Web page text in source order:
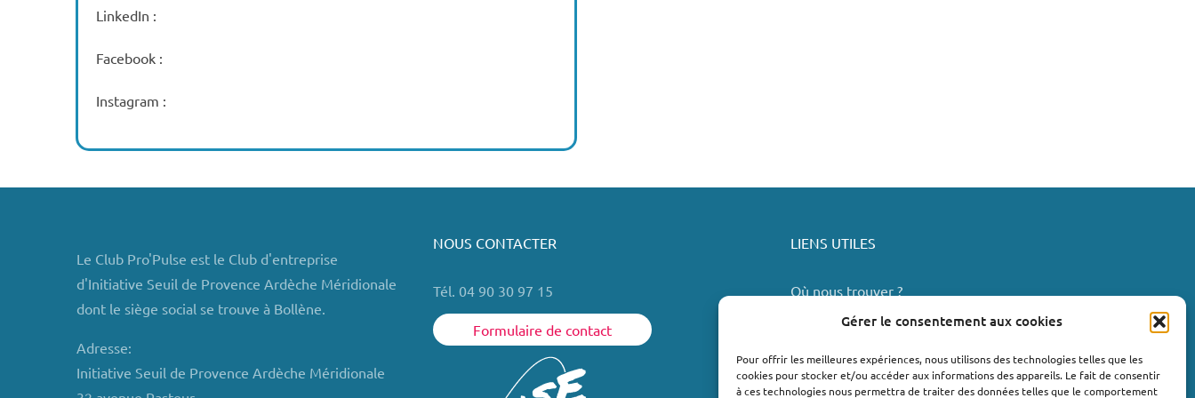
Gérer le consentement aux cookies
Pour offrir les meilleures expériences, nous utilisons des technologies telles que les
cookies pour stocker et/ou accéder aux informations des appareils. Le fait de consentir
à ces technologies nous permettra de traiter des données telles que le comportement
LinkedIn :
Facebook :
Instagram :
Le Club Pro'Pulse est le Club d'entreprise
d'Initiative Seuil de Provence Ardèche Méridionale
dont le siège social se trouve à Bollène.
Adresse:
Initiative Seuil de Provence Ardèche Méridionale
NOUS CONTACTER
Tél. 04 90 30 97 15
Formulaire de contact
LIENS UTILES
Où nous trouver ?
Valréas
Le Teil